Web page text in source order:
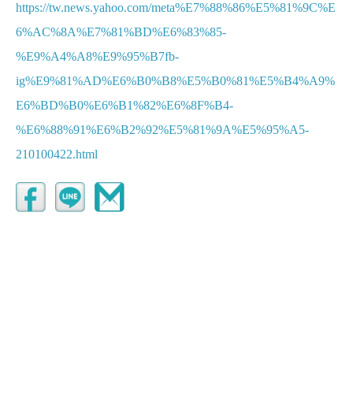
https://tw.news.yahoo.com/meta%E7%88%86%E5%81%9C%E
6%AC%8A%E7%81%BD%E6%83%85-
%E9%A4%A8%E9%95%B7fb-
ig%E9%81%AD%E6%B0%B8%E5%B0%81%E5%B4%A9%
E6%BD%B0%E6%B1%82%E6%8F%B4-
%E6%88%91%E6%B2%92%E5%81%9A%E5%95%A5-
210100422.html